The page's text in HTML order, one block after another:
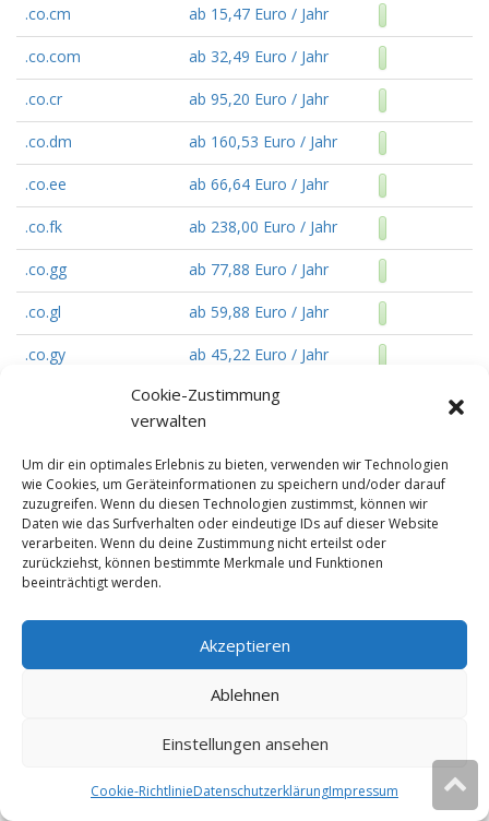
Cookie-Zustimmung
verwalten
Um dir ein optimales Erlebnis zu bieten, verwenden wir Technologien
wie Cookies, um Geräteinformationen zu speichern und/oder darauf
zuzugreifen. Wenn du diesen Technologien zustimmst, können wir
Daten wie das Surfverhalten oder eindeutige IDs auf dieser Website
verarbeiten. Wenn du deine Zustimmung nicht erteilst oder
zurückziehst, können bestimmte Merkmale und Funktionen
beeinträchtigt werden.
Akzeptieren
Ablehnen
Einstellungen ansehen
Cookie-RichtlinieDatenschutzerklärungImpressum
.co.cm ab 15,47 Euro / Jahr
.co.com ab 32,49 Euro / Jahr
.co.cr ab 95,20 Euro / Jahr
.co.dm ab 160,53 Euro / Jahr
.co.ee ab 66,64 Euro / Jahr
.co.fk ab 238,00 Euro / Jahr
.co.gg ab 77,88 Euro / Jahr
.co.gl ab 59,88 Euro / Jahr
.co.gy ab 45,22 Euro / Jahr
ab 14,99 Euro / Jahr
.co.il ab 30,99 Euro / Jahr
.co.im ab 39,90 Euro / Jahr
.co.in ab 11,29 Euro / Jahr
ab 11,90 Euro / Jahr
ab 77,88 Euro / Jahr
ab 142,80 Euro / Jahr
ab 70,77 Euro / Jahr
Diese Website verwendet Cookies. Ok Weitere Infos